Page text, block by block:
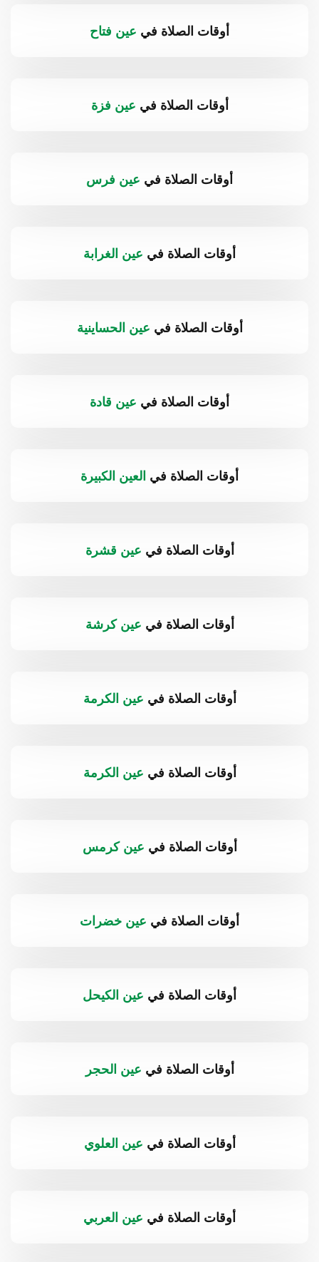
أوقات الصلاة في عين فتاح
أوقات الصلاة في عين فزة
أوقات الصلاة في عين فرس
أوقات الصلاة في عين الغرابة
أوقات الصلاة في عين الحساينية
أوقات الصلاة في عين قادة
أوقات الصلاة في العين الكبيرة
أوقات الصلاة في عين قشرة
أوقات الصلاة في عين كرشة
أوقات الصلاة في عين الكرمة
أوقات الصلاة في عين الكرمة
أوقات الصلاة في عين كرمس
أوقات الصلاة في عين خضرات
أوقات الصلاة في عين الكيحل
أوقات الصلاة في عين الحجر
أوقات الصلاة في عين العلوي
أوقات الصلاة في عين العربي